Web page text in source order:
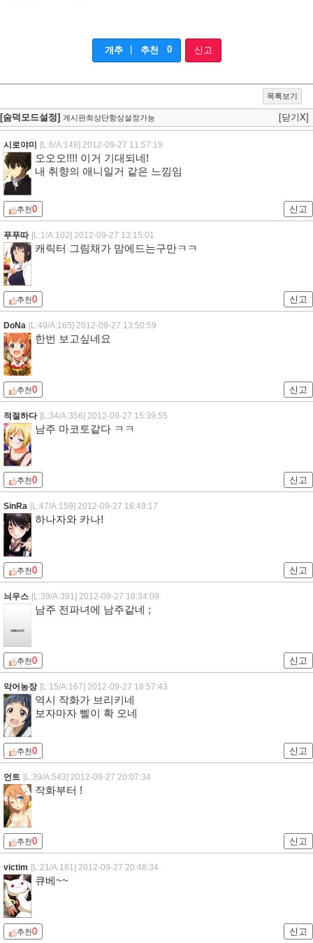
개추 추천 0 신고
목록보기
[숨덕모드설정] 게시판최상단항상설정가능 [닫기X]
시로야미 [L:6/A:148] 2012-09-27 11:57:19
오오오!!!! 이거 기대되네!
내 취향의 애니일거 같은 느낌임
추천0 신고
푸푸따 [L:1/A:102] 2012-09-27 13:15:01
캐릭터 그림채가 맘에드는구만ㅋㅋ
추천0 신고
DoNa [L:49/A:165] 2012-09-27 13:50:59
한번 보고싶네요
추천0 신고
적절하다 [L:34/A:356] 2012-09-27 15:39:55
남주 마코토같다 ㅋㅋ
추천0 신고
SinRa [L:47/A:159] 2012-09-27 16:49:17
하나자와 카나!
추천0 신고
늬우스 [L:39/A:391] 2012-09-27 18:34:09
남주 전파녀에 남주같네 ;
추천0 신고
악어농장 [L:15/A:167] 2012-09-27 18:57:43
역시 작화가 브리키네
보자마자 삘이 확 오네
추천0 신고
언트 [L:39/A:543] 2012-09-27 20:07:34
작화부터 !
추천0 신고
victim [L:21/A:181] 2012-09-27 20:48:34
큐베~~
추천0 신고